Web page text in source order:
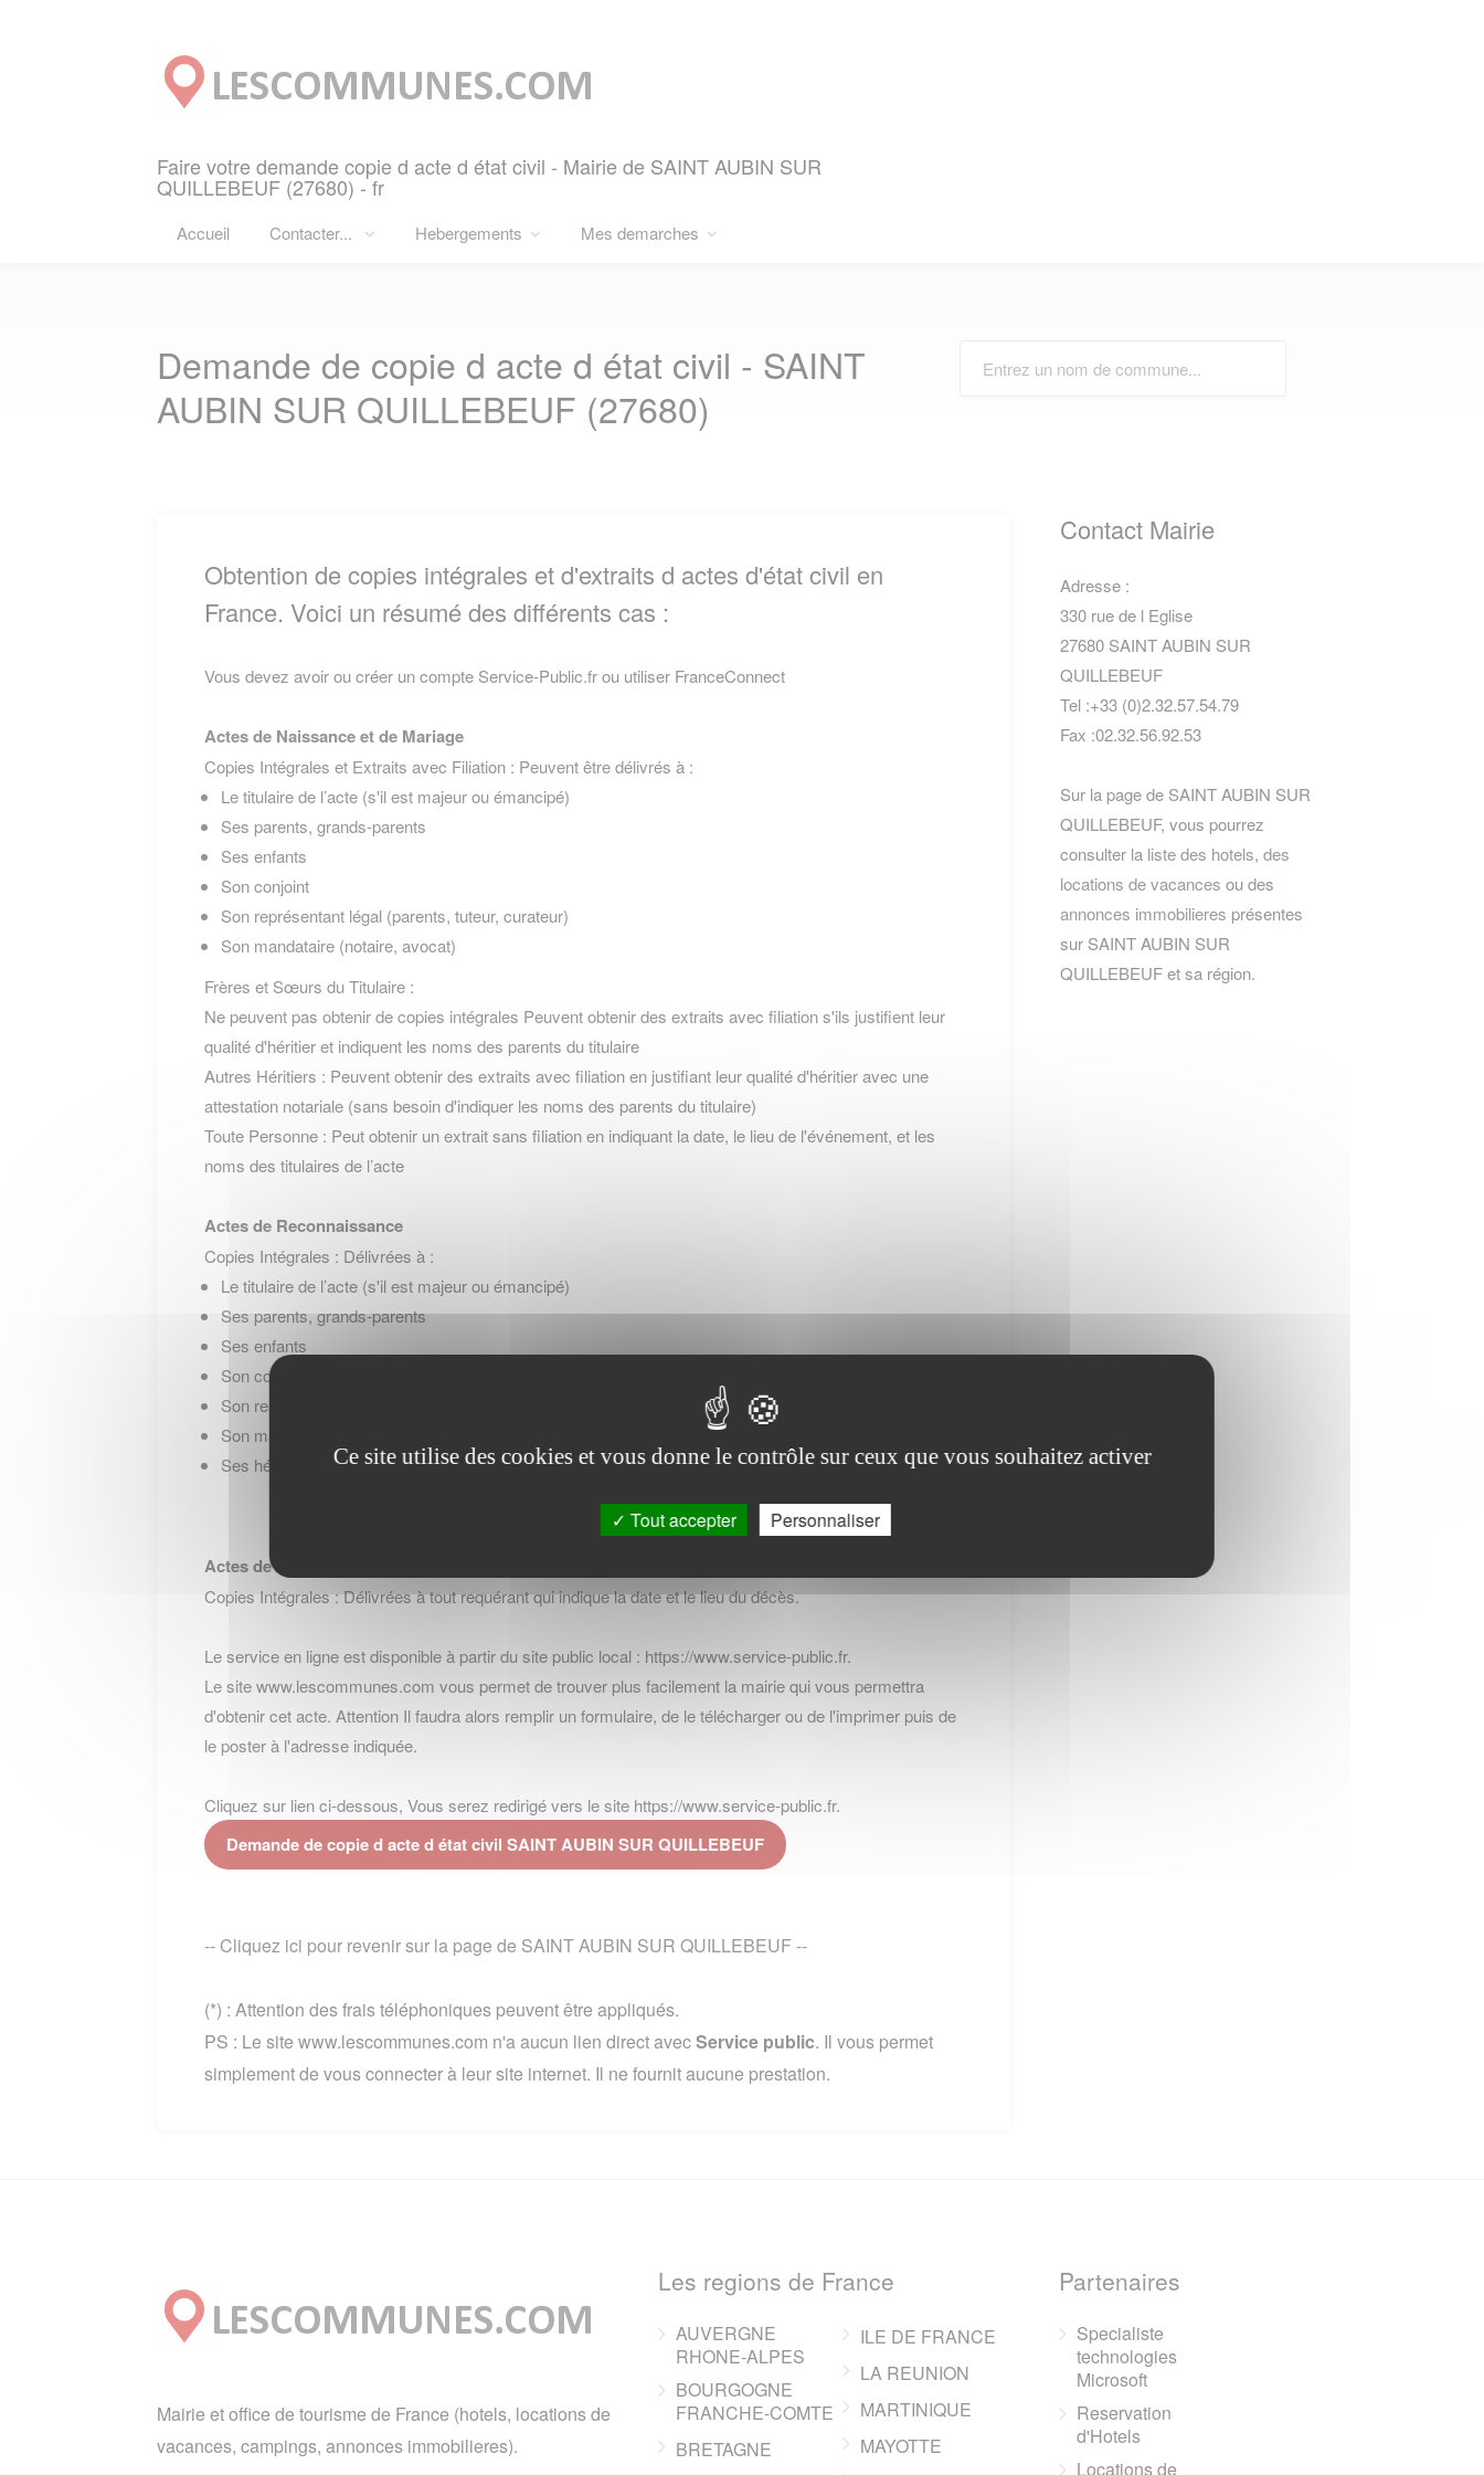
Faire votre demande copie d acte d état civil - Mairie de SAINT AUBIN SUR
QUILLEBEUF (27680) - fr
Accueil Contacter... Hebergements Mes demarches
Demande de copie d acte d état civil - SAINT
AUBIN SUR QUILLEBEUF (27680)
Obtention de copies intégrales et d'extraits d actes d'état civil en
France. Voici un résumé des différents cas :
Vous devez avoir ou créer un compte Service-Public.fr ou utiliser FranceConnect
Actes de Naissance et de Mariage
Copies Intégrales et Extraits avec Filiation : Peuvent être délivrés à :
Le titulaire de l’acte (s'il est majeur ou émancipé)
Ses parents, grands-parents
Ses enfants
Son conjoint
Son représentant légal (parents, tuteur, curateur)
Son mandataire (notaire, avocat)
Frères et Sœurs du Titulaire :
Ne peuvent pas obtenir de copies intégrales Peuvent obtenir des extraits avec filiation s'ils justifient leur
qualité d'héritier et indiquent les noms des parents du titulaire
Autres Héritiers : Peuvent obtenir des extraits avec filiation en justifiant leur qualité d'héritier avec une
attestation notariale (sans besoin d'indiquer les noms des parents du titulaire)
Toute Personne : Peut obtenir un extrait sans filiation en indiquant la date, le lieu de l'événement, et les
noms des titulaires de l’acte
Actes de Reconnaissance
Copies Intégrales : Délivrées à :
Le titulaire de l’acte (s'il est majeur ou émancipé)
Ses parents, grands-parents
Ses enfants
Son conjoint
Son représentant légal (parents, tuteur, curateur)
Son mandataire (notaire, avocat)
Ses héritiers (à condition qu’ils justifient de cette qualité)
Actes de Décès
Copies Intégrales : Délivrées à tout requérant qui indique la date et le lieu du décès.
Le service en ligne est disponible à partir du site public local : https://www.service-public.fr.
Le site www.lescommunes.com vous permet de trouver plus facilement la mairie qui vous permettra
d'obtenir cet acte. Attention Il faudra alors remplir un formulaire, de le télécharger ou de l'imprimer puis de
le poster à l'adresse indiquée.
Cliquez sur lien ci-dessous, Vous serez redirigé vers le site https://www.service-public.fr.
Demande de copie d acte d état civil SAINT AUBIN SUR QUILLEBEUF
-- Cliquez ici pour revenir sur la page de SAINT AUBIN SUR QUILLEBEUF --
(*) : Attention des frais téléphoniques peuvent être appliqués.
PS : Le site www.lescommunes.com n'a aucun lien direct avecService public. Il vous permet
simplement de vous connecter à leur site internet. Il ne fournit aucune prestation.
Contact Mairie
Adresse :
330 rue de l Eglise
27680 SAINT AUBIN SUR
QUILLEBEUF
Tel :+33 (0)2.32.57.54.79
Fax :02.32.56.92.53
Sur la page de SAINT AUBIN SUR
QUILLEBEUF, vous pourrez
consulter la liste des hotels, des
locations de vacances ou des
annonces immobilieres présentes
sur SAINT AUBIN SUR
QUILLEBEUF et sa région.
Mairie et office de tourisme de France (hotels, locations de
vacances, campings, annonces immobilieres).
Les regions de France
AUVERGNE
RHONE-ALPES
BOURGOGNE
FRANCHE-COMTE
BRETAGNE
ILE DE FRANCE
LA REUNION
MARTINIQUE
MAYOTTE
Partenaires
Specialiste
technologies
Microsoft
Reservation
d'Hotels
Locations de
Ce site utilise des cookies et vous donne le contrôle sur ceux que vous souhaitez activer
Tout accepter Personnaliser